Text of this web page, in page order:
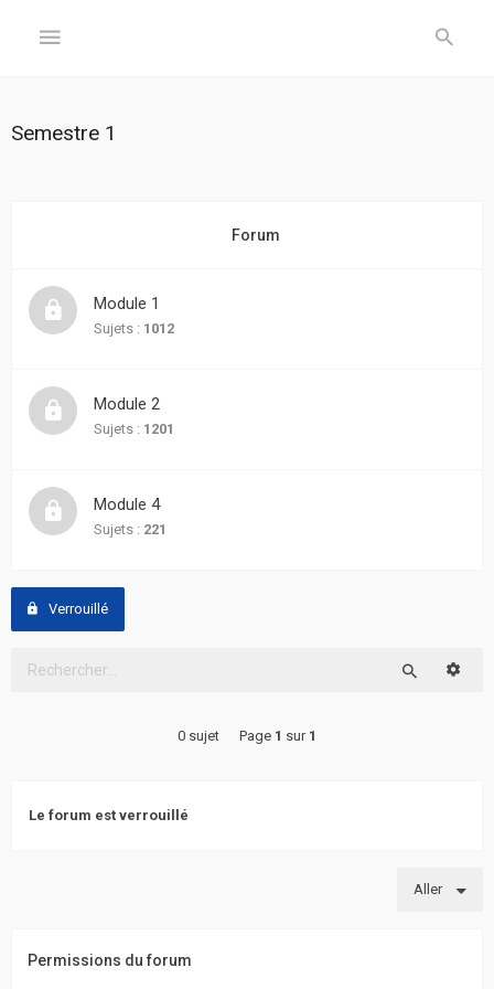
FORUM
Sujets
sans
réponse
actifs
Recherche
Semestre 1
Forum
Module 1
Sujets : 1012
Module 2
Sujets : 1201
Module 4
Sujets : 221
Verrouillé
0 sujet Page 1 sur 1
Le forum est verrouillé
Aller
Permissions du forum